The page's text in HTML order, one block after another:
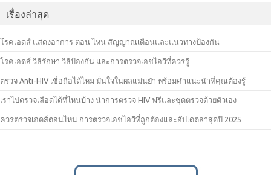
เรื่องล่าสุด
โรคเอดส์ แสดงอาการ ตอน ไหน สัญญาณเตือนและแนวทางป้องกัน
โรคเอดส์ วิธีรักษา วิธีป้องกัน และการตรวจเอชไอวีที่ควรรู้
ตรวจ Anti-HIV เชื่อถือได้ไหม มั่นใจในผลแม่นยำ พร้อมคำแนะนำที่คุณต้องรู้
เราไปตรวจเลือดได้ที่ไหนบ้าง นำการตรวจ HIV ฟรีและชุดตรวจด้วยตัวเอง
ควรตรวจเอดส์ตอนไหน การตรวจเอชไอวีที่ถูกต้องและอัปเดตล่าสุดปี 2025